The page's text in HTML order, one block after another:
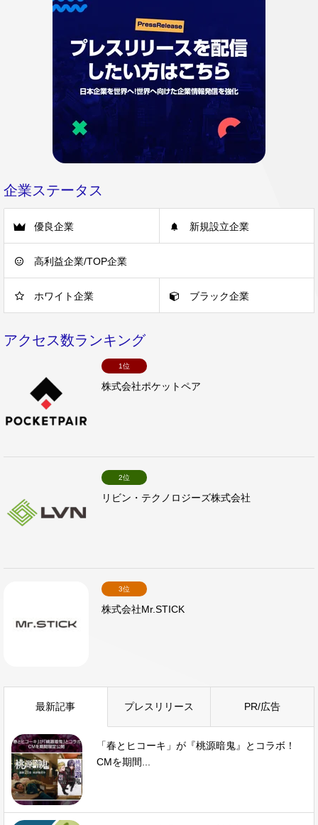
企業ステータス
優良企業 新規設立企業
高利益企業/TOP企業
ホワイト企業 ブラック企業
アクセス数ランキング
1位
株式会社ポケットペア
2位
リビン・テクノロジーズ株式会社
3位
株式会社Mr.STICK
最新記事 プレスリリース PR/広告
「春とヒコーキ」が『桃源暗鬼』とコラボ！
CMを期間...